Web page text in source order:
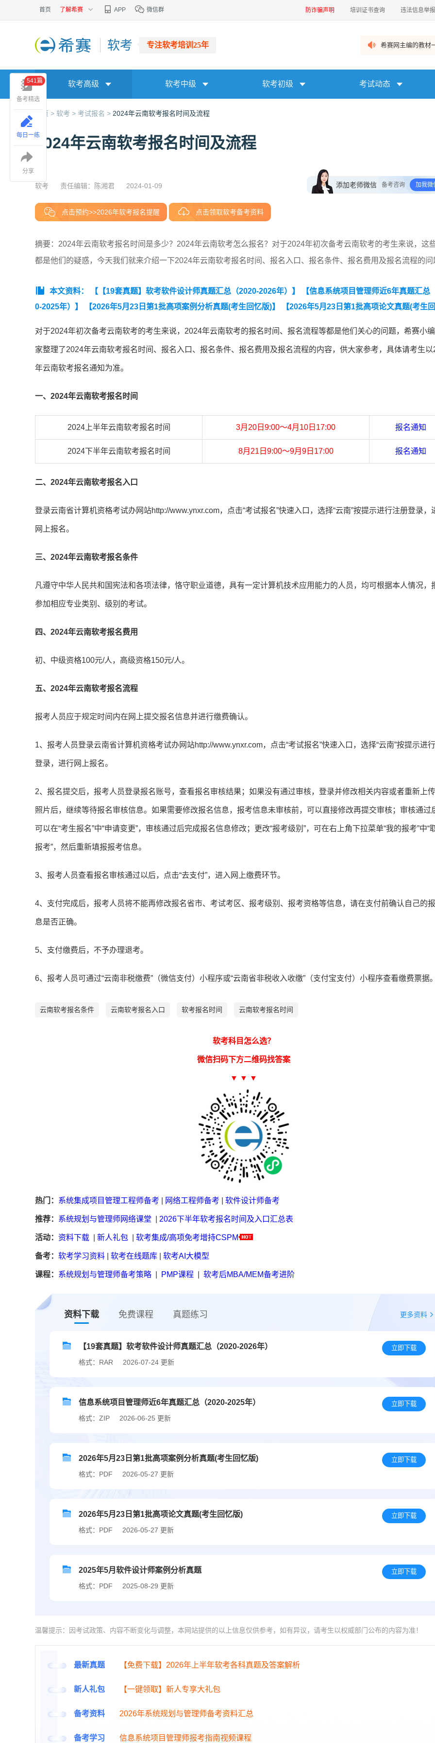
首页 了解希赛 APP 微信群 防诈骗声明 培训证书查询 违法信息举报
软考 专注软考培训25年 希赛网主编的教材
软考高级 软考中级 软考初级 考试动态
首页 > 软考 > 考试报名 > 2024年云南软考报名时间及流程
2024年云南软考报名时间及流程
软考 责任编辑：陈湘君 2024-01-09 添加老师微信 备考咨询 加我微
点击预约>>2026年软考报名提醒 点击领取软考备考资料
摘要：2024年云南软考报名时间是多少？2024年云南软考怎么报名？对于2024年初次备考云南软考的考生来说，这
都是他们的疑惑，今天我们就来介绍一下2024年云南软考报名时间、报名入口、报名条件、报名费用及报名流程的问
本文资料： 【【19套真题】软考软件设计师真题汇总（2020-2026年）】
【信息系统项目管理师近6年真题汇总
0-2025年）】
【2026年5月23日第1批高项案例分析真题(考生回忆版)】
【2026年5月23日第1批高项论文真题(考生
对于2024年初次备考云南软考的考生来说，2024年云南软考的报名时间、报名流程等都是他们关心的问题，希赛小
家整理了2024年云南软考报名时间、报名入口、报名条件、报名费用及报名流程的内容，供大家参考，具体请考生以
年云南软考报名通知为准。
一、2024年云南软考报名时间
2024上半年云南软考报名时间 3月20日9:00～4月10日17:00 报名通知
2024下半年云南软考报名时间 8月21日9:00～9月9日17:00 报名通知
二、2024年云南软考报名入口
登录云南省计算机资格考试办网站http://www.ynxr.com，点击“考试报名”快速入口，选择“云南”按提示进行注册登录，
网上报名。
三、2024年云南软考报名条件
凡遵守中华人民共和国宪法和各项法律，恪守职业道德，具有一定计算机技术应用能力的人员，均可根据本人情况，
参加相应专业类别、级别的考试。
四、2024年云南软考报名费用
初、中级资格100元/人，高级资格150元/人。
五、2024年云南软考报名流程
报考人员应于规定时间内在网上提交报名信息并进行缴费确认。
1、报考人员登录云南省计算机资格考试办网站http://www.ynxr.com，点击“考试报名”快速入口，选择“云南”按提示进
登录，进行网上报名。
2、报名提交后，报考人员登录报名账号，查看报名审核结果；如果没有通过审核，登录并修改相关内容或者重新上
照片后，继续等待报名审核信息。如果需要修改报名信息，报考信息未审核前，可以直接修改再提交审核；审核通过
可以在“考生报名”中“申请变更”，审核通过后完成报名信息修改；更改“报考级别”，可在右上角下拉菜单“我的报考”中“
报考”，然后重新填报报考信息。
3、报考人员查看报名审核通过以后，点击“去支付”，进入网上缴费环节。
4、支付完成后，报考人员将不能再修改报名省市、考试考区、报考级别、报考资格等信息，请在支付前确认自己的
息是否正确。
5、支付缴费后，不予办理退考。
6、报考人员可通过“云南非税缴费”（微信支付）小程序或“云南省非税收入收缴”（支付宝支付）小程序查看缴费票据。
云南软考报名条件 云南软考报名入口 软考报名时间 云南软考报名时间
软考科目怎么选？
微信扫码下方二维码找答案
▼ ▼ ▼
热门： 系统集成项目管理工程师备考 网络工程师备考 软件设计师备考
推荐： 系统规划与管理师网络课堂 2026下半年软考报名时间及入口汇总表
活动： 资料下载 新人礼包 软考集成/高项免考增持CSPM
备考： 软考学习资料 软考在线题库 软考AI大模型
课程： 系统规划与管理师备考策略 PMP课程 软考后MBA/MEM备考进阶
资料下载 免费课程 真题练习 更多资料
【19套真题】软考软件设计师真题汇总（2020-2026年）
格式：RAR 2026-07-24 更新
立即下载
信息系统项目管理师近6年真题汇总（2020-2025年）
格式：ZIP 2026-06-25 更新
立即下载
2026年5月23日第1批高项案例分析真题(考生回忆版)
格式：PDF 2026-05-27 更新
立即下载
2026年5月23日第1批高项论文真题(考生回忆版)
格式：PDF 2026-05-27 更新
立即下载
2025年5月软件设计师案例分析真题
格式：PDF 2025-08-29 更新
立即下载
温馨提示：因考试政策、内容不断变化与调整，本网站提供的以上信息仅供参考，如有异议，请考生以权威部门公布的内容为准！
最新真题 【免费下载】2026年上半年软考各科真题及答案解析
新人礼包 【一键领取】新人专享大礼包
备考资料 2026年系统规划与管理师备考资料汇总
备考学习 信息系统项目管理师报考指南视频课程
备考精选
541篇
每日一练
分享